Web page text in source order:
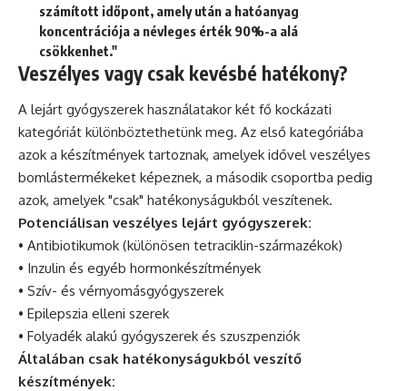
számított időpont, amely után a hatóanyag
koncentrációja a névleges érték 90%-a alá
csökkenhet."
Veszélyes vagy csak kevésbé hatékony?
A lejárt gyógyszerek használatakor két fő kockázati
kategóriát különböztethetünk meg. Az első kategóriába
azok a készítmények tartoznak, amelyek idővel veszélyes
bomlástermékeket képeznek, a második csoportba pedig
azok, amelyek "csak" hatékonyságukból veszítenek.
Potenciálisan veszélyes lejárt gyógyszerek:
• Antibiotikumok (különösen tetraciklin-származékok)
• Inzulin és egyéb hormonkészítmények
• Szív- és vérnyomásgyógyszerek
• Epilepszia elleni szerek
• Folyadék alakú gyógyszerek és szuszpenziók
Általában csak hatékonyságukból veszítő
készítmények: